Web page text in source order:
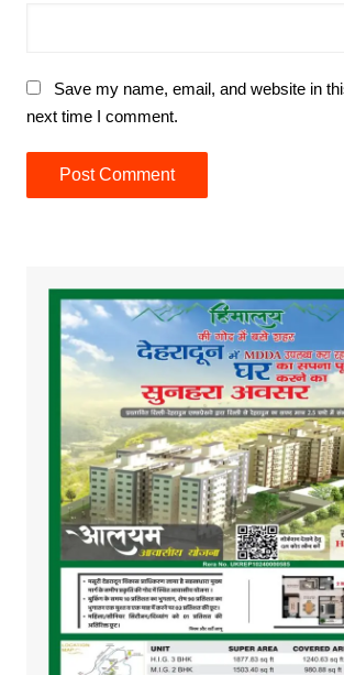
Save my name, email, and website in
next time I comment.